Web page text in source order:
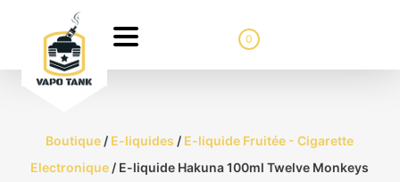
0
Boutique / E-liquides / E-liquide Fruitée - Cigarette
Electronique / E-liquide Hakuna 100ml Twelve Monkeys